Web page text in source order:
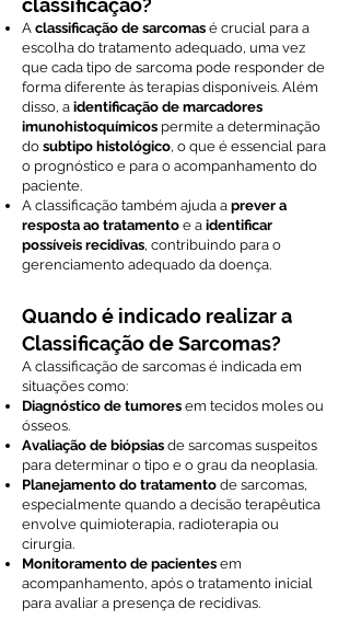
classificação?
A classificação de sarcomas é crucial para a
escolha do tratamento adequado, uma vez
que cada tipo de sarcoma pode responder de
forma diferente às terapias disponíveis. Além
disso, a identificação de marcadores
imunohistoquímicos permite a determinação
do subtipo histológico, o que é essencial para
o prognóstico e para o acompanhamento do
paciente.
A classificação também ajuda a prever a
resposta ao tratamento e a identificar
possíveis recidivas, contribuindo para o
gerenciamento adequado da doença.
Quando é indicado realizar a
Classificação de Sarcomas?
A classificação de sarcomas é indicada em
situações como:
Diagnóstico de tumores em tecidos moles ou
ósseos.
Avaliação de biópsias de sarcomas suspeitos
para determinar o tipo e o grau da neoplasia.
Planejamento do tratamento de sarcomas,
especialmente quando a decisão terapêutica
envolve quimioterapia, radioterapia ou
cirurgia.
Monitoramento de pacientes em
acompanhamento, após o tratamento inicial
para avaliar a presença de recidivas.